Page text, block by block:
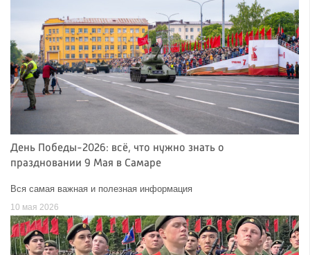
День Победы-2026: всё, что нужно знать о
праздновании 9 Мая в Самаре
Вся самая важная и полезная информация
10 мая 2026